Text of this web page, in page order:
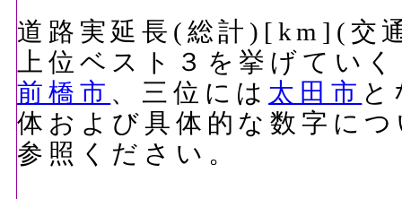
道路実延長(総計)[km](交
上位ベスト３を挙げてい
前橋市 、三位には 太田市
体および具体的な数字に
参照ください。